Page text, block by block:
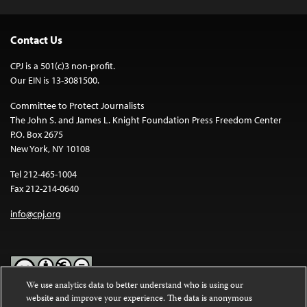
Contact Us
CPJ is a 501(c)3 non-profit.
Our EIN is 13-3081500.
Committee to Protect Journalists
The John S. and James L. Knight Foundation Press Freedom Center
P.O. Box 2675
New York, NY 10108
Tel 212-465-1004
Fax 212-214-0640
info@cpj.org
Except where noted, text on this website is licensed under a
We use analytics data to better understand who is using our
website and improve your experience. The data is anonymous